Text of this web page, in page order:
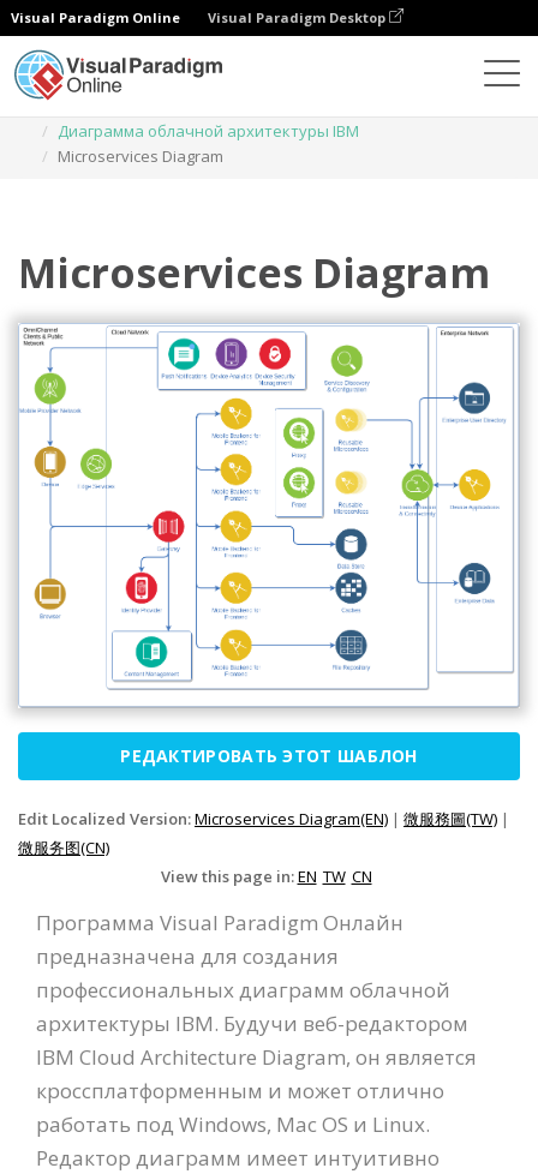
Visual Paradigm Online Visual Paradigm Desktop
Диаграмма облачной архитектуры IBM
Microservices Diagram
Microservices Diagram
РЕДАКТИРОВАТЬ ЭТОТ ШАБЛОН
Edit Localized Version:Microservices Diagram(EN) | 微服務圖(TW) |
微服务图(CN)
View this page in:EN TW CN
Программа Visual Paradigm Онлайн
предназначена для создания
профессиональных диаграмм облачной
архитектуры IBM. Будучи веб-редактором
IBM Cloud Architecture Diagram, он является
кроссплатформенным и может отлично
работать под Windows, Mac OS и Linux.
Редактор диаграмм имеет интуитивно